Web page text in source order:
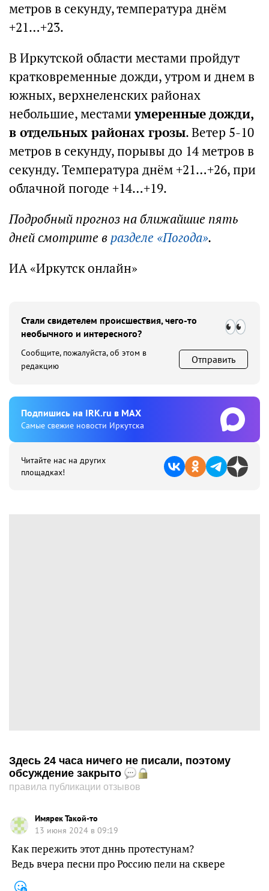
метров в секунду, температура днём
+21…+23.
В Иркутской области местами пройдут
кратковременные дожди, утром и днем в
южных, верхнеленских районах
небольшие, местамиумеренные дожди,
в отдельных районах грозы. Ветер 5-10
метров в секунду, порывы до 14 метров в
секунду. Температура днём +21…+26, при
облачной погоде +14…+19.
Подробный прогноз на ближайшие пять
дней смотрите в разделе «Погода».
ИА «Иркутск онлайн»
Стали свидетелем происшествия, чего-то
необычного и интересного?
Сообщите, пожалуйста, об этом в
редакцию
Отправить
Подпишиcь на IRK.ru в MAX
Cамые свежие новости Иркутска
Читайте нас на других
площадках!
Здесь 24 часа ничего не писали, поэтому
обсуждение закрыто
правила публикации отзывов
Имярек Такой-то
13 июня 2024 в 09:19
Как пережить этот дннь протестунам?
Ведь вчера песни про Россию пели на сквере